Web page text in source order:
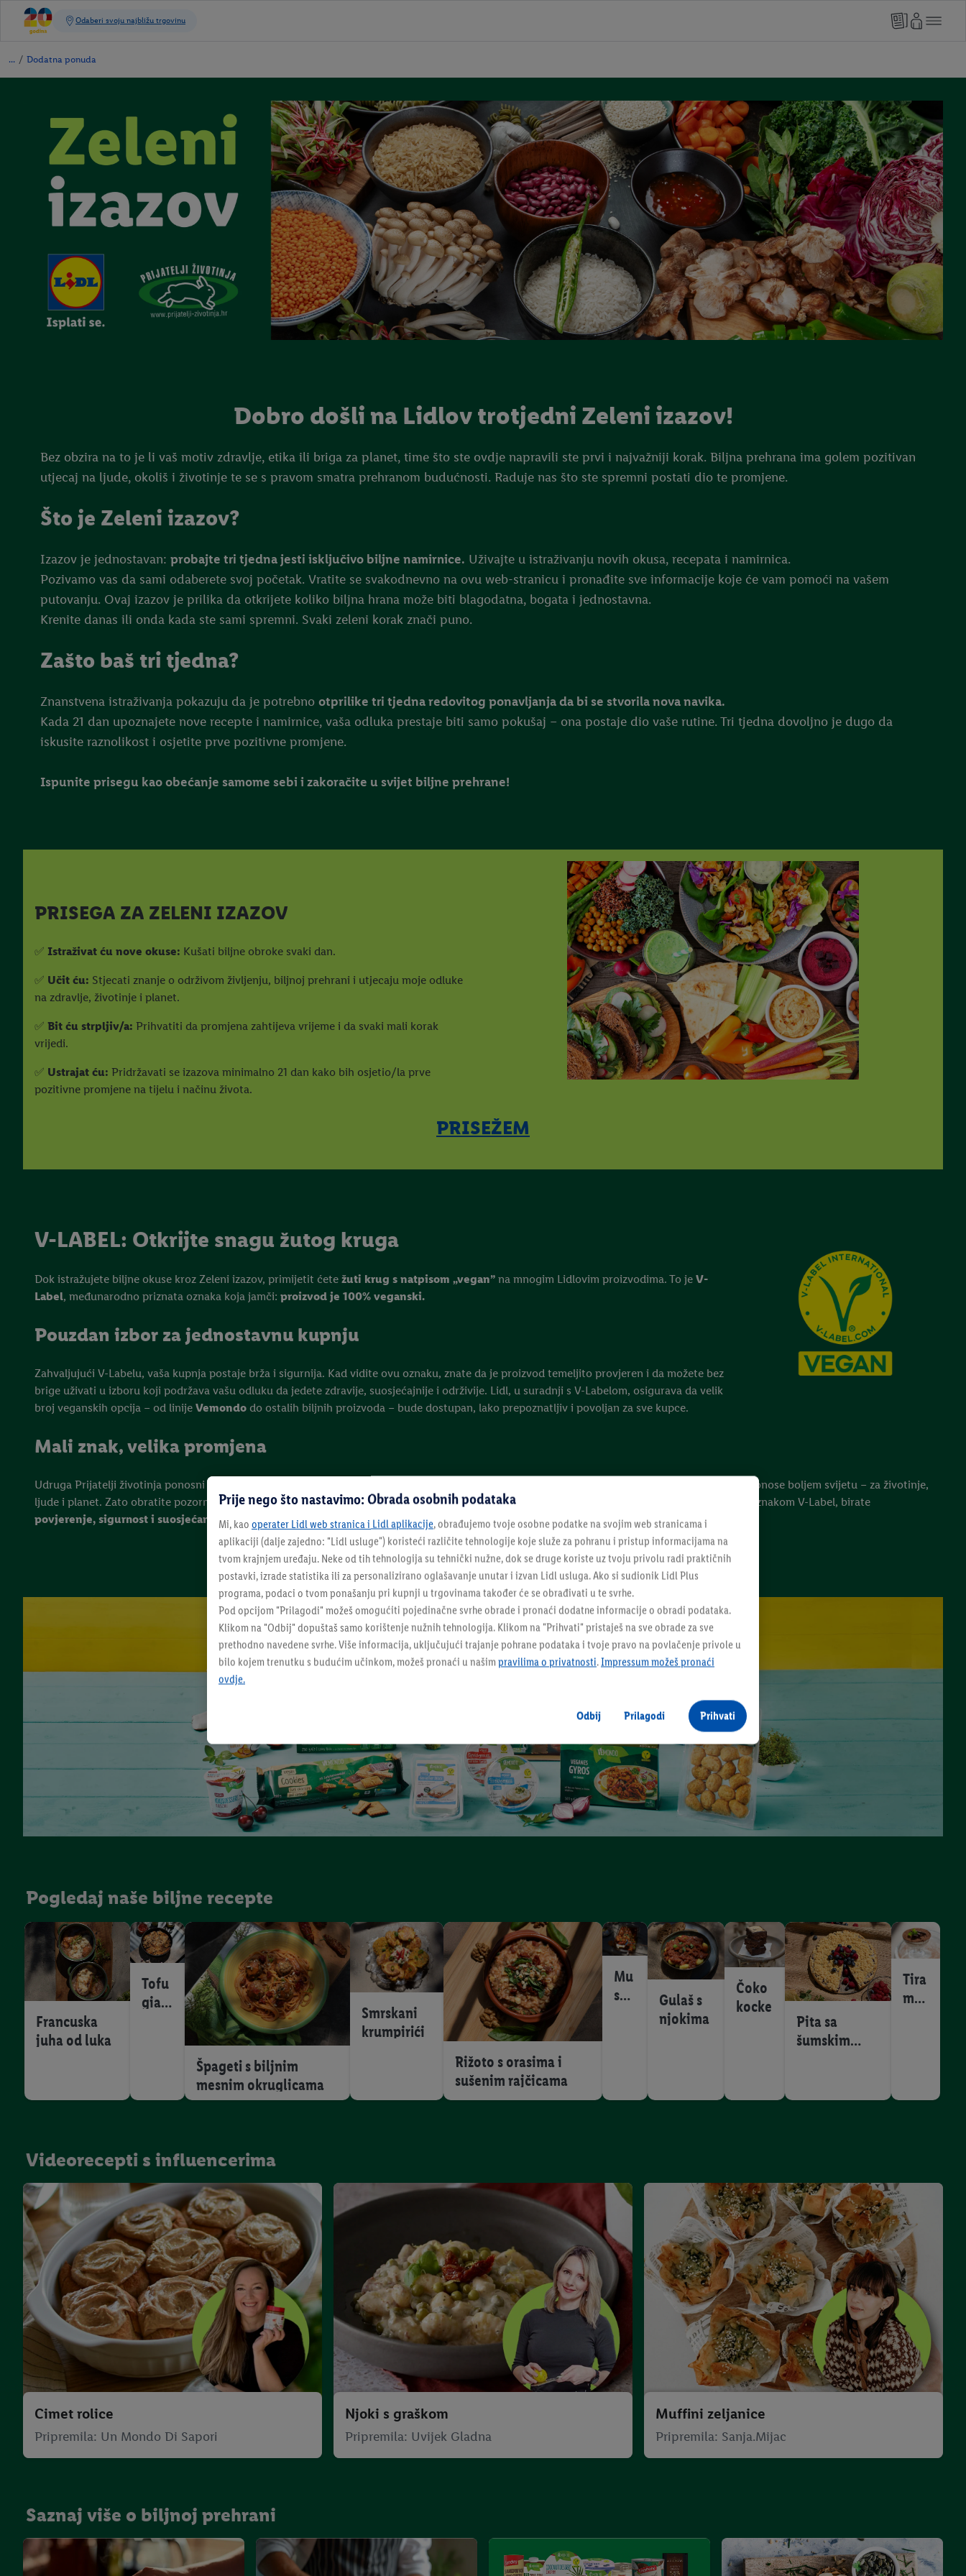
/ Dodatna ponuda
Dobro došli na Lidlov trotjedni Zeleni izazov!
Bez obzira na to je li vaš motiv zdravlje, etika ili briga za planet, time što ste ovdje napravili ste prvi i najvažniji korak. Biljna prehrana ima golem pozitivan
utjecaj na ljude, okoliš i životinje te se s pravom smatra prehranom budućnosti. Raduje nas što ste spremni postati dio te promjene.
Što je Zeleni izazov?
Izazov je jednostavan: probajte tri tjedna jesti isključivo biljne namirnice. Uživajte u istraživanju novih okusa, recepata i namirnica.
Pozivamo vas da sami odaberete svoj početak. Vratite se svakodnevno na ovu web-stranicu i pronađite sve informacije koje će vam pomoći na vašem
putovanju. Ovaj izazov je prilika da otkrijete koliko biljna hrana može biti blagodatna, bogata i jednostavna.
Krenite danas ili onda kada ste sami spremni. Svaki zeleni korak znači puno.
Zašto baš tri tjedna?
Znanstvena istraživanja pokazuju da je potrebno otprilike tri tjedna redovitog ponavljanja da bi se stvorila nova navika.
Kada 21 dan upoznajete nove recepte i namirnice, vaša odluka prestaje biti samo pokušaj – ona postaje dio vaše rutine. Tri tjedna dovoljno je dugo da
iskusite raznolikost i osjetite prve pozitivne promjene.
Ispunite prisegu kao obećanje samome sebi i zakoračite u svijet biljne prehrane!
PRISEGA ZA ZELENI IZAZOV
✅ Istraživat ću nove okuse: Kušati biljne obroke svaki dan.
✅ Učit ću: Stjecati znanje o održivom življenju, biljnoj prehrani i utjecaju moje odluke
na zdravlje, životinje i planet.
✅ Bit ću strpljiv/a: Prihvatiti da promjena zahtijeva vrijeme i da svaki mali korak
vrijedi.
✅ Ustrajat ću: Pridržavati se izazova minimalno 21 dan kako bih osjetio/la prve
pozitivne promjene na tijelu i načinu života.
PRISEŽEM
V-LABEL: Otkrijte snagu žutog kruga
Dok istražujete biljne okuse kroz Zeleni izazov, primijetit ćete žuti krug s natpisom „vegan” na mnogim Lidlovim proizvodima. To je V-
Label, međunarodno priznata oznaka koja jamči: proizvod je 100% veganski.
Pouzdan izbor za jednostavnu kupnju
Zahvaljujući V-Labelu, vaša kupnja postaje brža i sigurnija. Kad vidite ovu oznaku, znate da je proizvod temeljito provjeren i da možete bez
brige uživati u izboru koji podržava vašu odluku da jedete zdravije, suosjećajnije i održivije. Lidl, u suradnji s V-Labelom, osigurava da velik
broj veganskih opcija – od linije Vemondo do ostalih biljnih proizvoda – bude dostupan, lako prepoznatljiv i povoljan za sve kupce.
Mali znak, velika promjena
Udruga Prijatelji životinja ponosni je zastupnik V-Labela u Hrvatskoj, s misijom pomoći potrošačima i tvrtkama lakše odabrati proizvode koji pridonose boljem svijetu – za životinje,
ljude i planet. Zato obratite pozornost na žuti krug. On je vaš saveznik na putu prema zdravijim i ukusnijim izborima jer kada birate proizvode s oznakom V-Label, birate
povjerenje, sigurnost i suosjećanje.
Pogledaj naše biljne recepte
Francuska
juha od luka
Tofu
gian
Špageti s biljnim
mesnim okruglicama
Smrskani
krumpirići
Rižoto s orasima i
sušenim rajčicama
Mu
sak
Gulaš s
njokima
Čoko
kocke
Pita sa
šumskim
Tira
mis
Videorecepti s influencerima
Cimet rolice
Pripremila: Un Mondo Di Sapori
Njoki s graškom
Pripremila: Uvijek Gladna
Muffini zeljanice
Pripremila: Sanja.Mijac
Saznaj više o biljnoj prehrani
Prije nego što nastavimo: Obrada osobnih podataka
Mi, kao operater Lidl web stranica i Lidl aplikacije, obrađujemo tvoje osobne podatke na svojim web stranicama i
aplikaciji (dalje zajedno: "Lidl usluge") koristeći različite tehnologije koje služe za pohranu i pristup informacijama na
tvom krajnjem uređaju. Neke od tih tehnologija su tehnički nužne, dok se druge koriste uz tvoju privolu radi praktičnih
postavki, izrade statistika ili za personalizirano oglašavanje unutar i izvan Lidl usluga. Ako si sudionik Lidl Plus
programa, podaci o tvom ponašanju pri kupnji u trgovinama također će se obrađivati u te svrhe.
Pod opcijom "Prilagodi" možeš omogućiti pojedinačne svrhe obrade i pronaći dodatne informacije o obradi podataka.
Klikom na "Odbij" dopuštaš samo korištenje nužnih tehnologija. Klikom na "Prihvati" pristaješ na sve obrade za sve
prethodno navedene svrhe. Više informacija, uključujući trajanje pohrane podataka i tvoje pravo na povlačenje privole u
bilo kojem trenutku s budućim učinkom, možeš pronaći u našim pravilima o privatnosti.Impressum možeš pronaći
ovdje.
Odbij Prilagodi Prihvati